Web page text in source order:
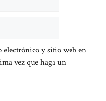
electrónico y sitio web en
vez que haga un